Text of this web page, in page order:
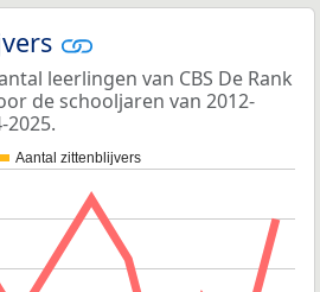
leerlingen van CBS De Rank
de schooljaren van 2012-
2025.
Aantal zittenblijvers